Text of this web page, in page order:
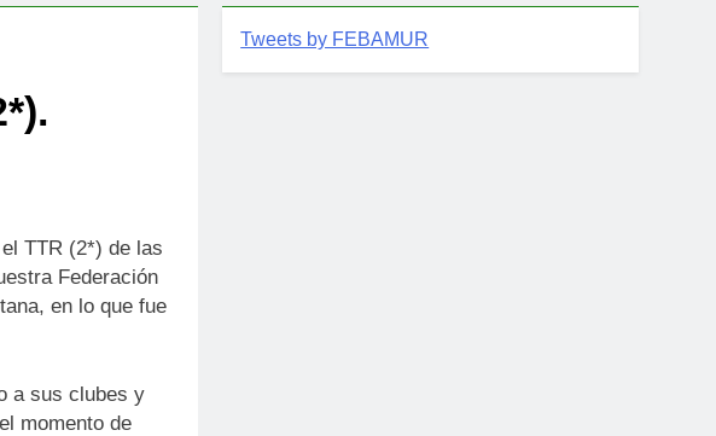
TTR (2*) de las
Federación
en lo que fue
a sus clubes y
momento de
Tweets by FEBAMUR